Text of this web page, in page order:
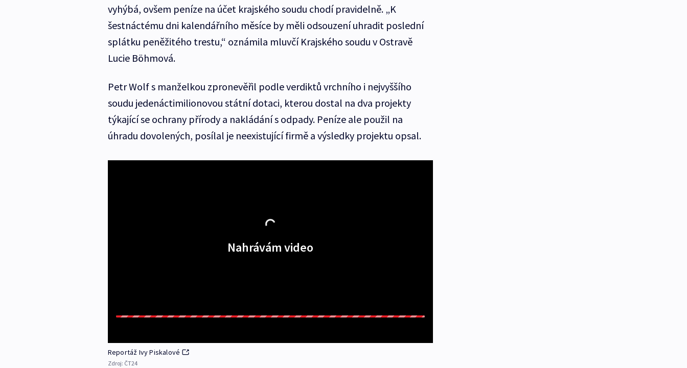
vyhýbá, ovšem peníze na účet krajského soudu chodí pravidelně. „K
šestnáctému dni kalendářního měsíce by měli odsouzení uhradit poslední
splátku peněžitého trestu,“ oznámila mluvčí Krajského soudu v Ostravě
Lucie Böhmová.
Petr Wolf s manželkou zpronevěřil podle verdiktů vrchního i nejvyššího
soudu jedenáctimilionovou státní dotaci, kterou dostal na dva projekty
týkající se ochrany přírody a nakládání s odpady. Peníze ale použil na
úhradu dovolených, posílal je neexistující firmě a výsledky projektu opsal.
Nahrávám video
Reportáž Ivy Piskalové
Zdroj: ČT24